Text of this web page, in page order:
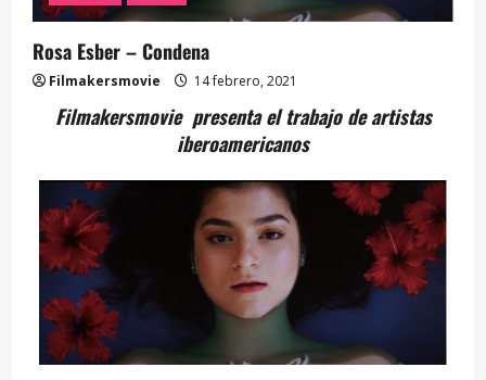
Rosa Esber – Condena
Filmakersmovie 14 febrero, 2021
Filmakersmovie presenta el trabajo de artistas
iberoamericanos